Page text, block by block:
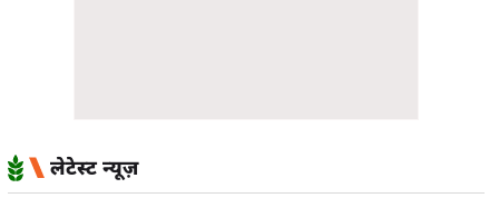
लेटेस्ट न्यूज़